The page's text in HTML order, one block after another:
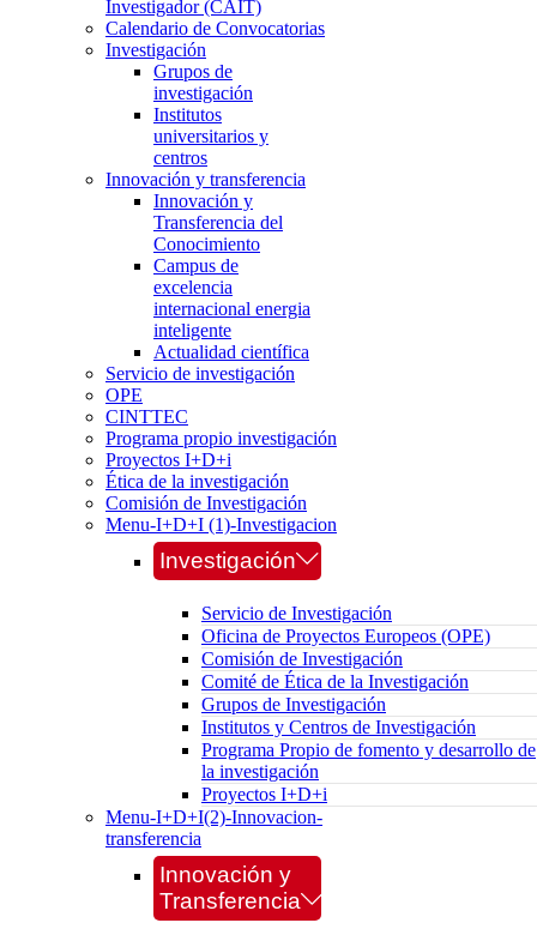
Investigador (CAIT)
Calendario de Convocatorias
Investigación
Grupos de
investigación
Institutos
universitarios y
centros
Innovación y transferencia
Innovación y
Transferencia del
Conocimiento
Campus de
excelencia
internacional energia
inteligente
Actualidad científica
Servicio de investigación
OPE
CINTTEC
Programa propio investigación
Proyectos I+D+i
Ética de la investigación
Comisión de Investigación
Menu-I+D+I (1)-Investigacion
Investigación
Servicio de Investigación
Oficina de Proyectos Europeos (OPE)
Comisión de Investigación
Comité de Ética de la Investigación
Grupos de Investigación
Institutos y Centros de Investigación
Programa Propio de fomento y desarrollo de
la investigación
Proyectos I+D+i
Menu-I+D+I(2)-Innovacion-
transferencia
Innovación y
Transferencia